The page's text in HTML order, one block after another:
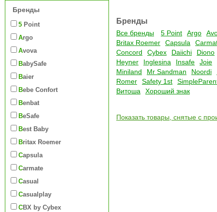
Бренды
5 Point
Argo
Avova
BabySafe
Baier
Bebe Confort
Benbat
BeSafe
Best Baby
Britax Roemer
Capsula
Carmate
Casual
Casualplay
CBX by Cybex
Бренды
Все бренды 5 Point Argo
Britax Roemer
Capsula
Concord
Cybex Daiichi
Diono
Heyner
Inglesina Insafe
Joie
Miniland
Mr Sandman Noordi
Romer
Safety 1st
Витоша
Хороший знак
Показать товары, снятые с